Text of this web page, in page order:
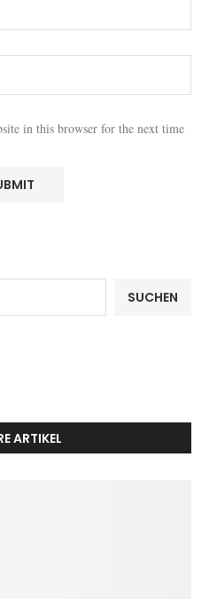
in this browser for the next time
SUCHEN
ARTIKEL